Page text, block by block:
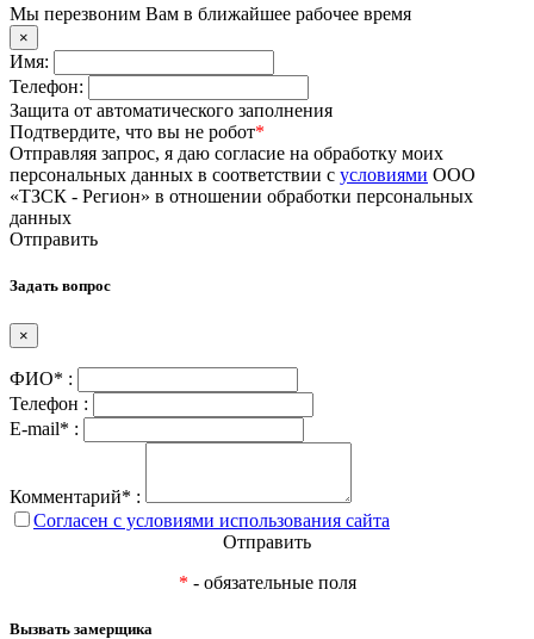
Мы перезвоним Вам в ближайшее рабочее время
×
Имя:
Телефон:
Защита от автоматического заполнения
Подтвердите, что вы не робот*
Отправляя запрос, я даю согласие на обработку моих
персональных данных в соответствии с условиями ООО
«ТЗСК - Регион» в отношении обработки персональных
данных
Отправить
Задать вопрос
×
ФИО* :
Телефон :
E-mail* :
Комментарий* :
Согласен с условиями использования сайта
Отправить
* - обязательные поля
Вызвать замерщика